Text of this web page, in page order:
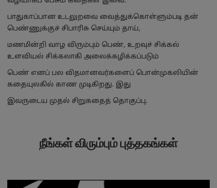
பாதுகாப்பான உடலுறவை வைத்துக்கொள்ளும்படி தன்
பெண்ணுக்குச் சிபாரிசு செய்யும் தாய்,
மணமின்றி வாழ விரும்பும் பெண், உறவுச் சிக்கல்
உளவியல் சிக்கலாகி அலைக்கழிக்கப்படும்
பெண் எனப் பல விதமானவர்களைப் பொன்முகலியின்
கதையுலகில் காண முடிகிறது. இது
இவருடைய முதல் சிறுகதைத் தொகுப்பு.
நீங்கள் விரும்பும் புத்தகங்கள்